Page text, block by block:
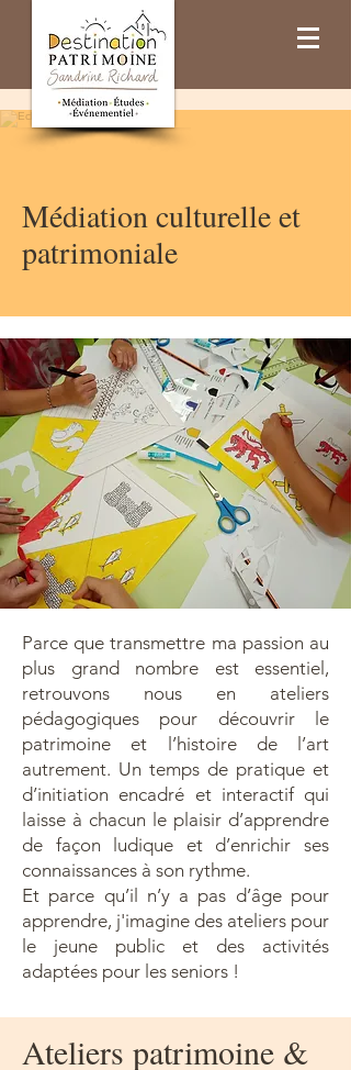
Médiation culturelle et
patrimoniale
Parce que transmettre ma passion au
plus grand nombre est essentiel,
retrouvons nous en ateliers
pédagogiques pour découvrir le
patrimoine et l’histoire de l’art
autrement. Un temps de pratique et
d’initiation encadré et interactif qui
laisse à chacun le plaisir d’apprendre
de façon ludique et d’enrichir ses
connaissances à son rythme.
​Et parce qu’il n’y a pas d’âge pour
apprendre, j'imagine des ateliers pour
le jeune public et des activités
adaptées pour les seniors ! ​
Ateliers patrimoine &